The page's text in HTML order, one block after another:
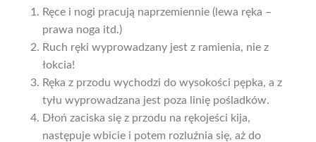
Ręce i nogi pracują naprzemiennie (lewa ręka –
prawa noga itd.)
Ruch ręki wyprowadzany jest z ramienia, nie z
łokcia!
Ręka z przodu wychodzi do wysokości pępka, a z
tyłu wyprowadzana jest poza linię pośladków.
Dłoń zaciska się z przodu na rękojeści kija,
następuje wbicie i potem rozluźnia się, aż do